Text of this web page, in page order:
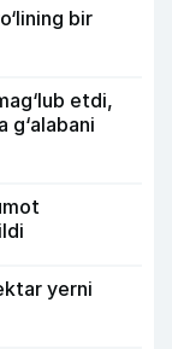
bir
etdi,
g‘alabani
yerni